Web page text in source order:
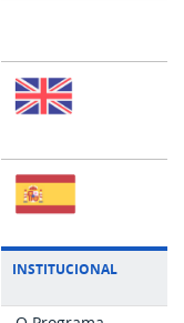
INSTITUCIONAL